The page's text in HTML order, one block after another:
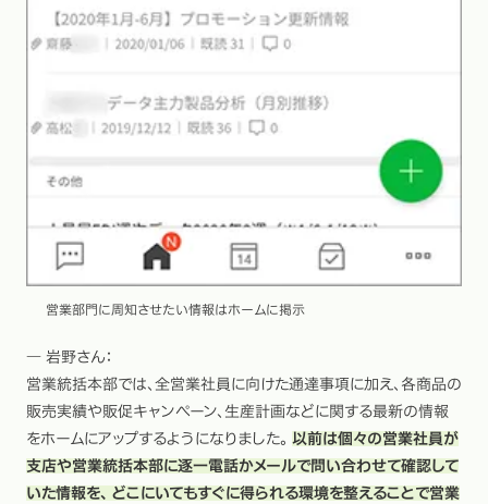
営業部門に周知させたい情報はホームに掲示
― 岩野さん：
営業統括本部では、全営業社員に向けた通達事項に加え、各商品の
販売実績や販促キャンペーン、生産計画などに関する最新の情報
をホームにアップするようになりました。 以前は個々の営業社員が
支店や営業統括本部に逐一電話かメールで問い合わせて確認して
いた情報を、 どこにいてもすぐに得られる環境を整えることで営業